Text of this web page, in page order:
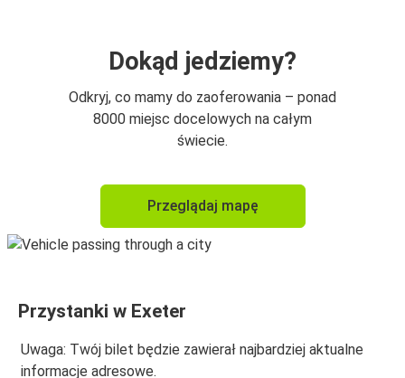
Exeter
Dokąd jedziemy?
Odkryj, co mamy do zaoferowania – ponad
8000 miejsc docelowych na całym
świecie.
Przeglądaj mapę
Przystanki w Exeter
Uwaga: Twój bilet będzie zawierał najbardziej aktualne
informacje adresowe.